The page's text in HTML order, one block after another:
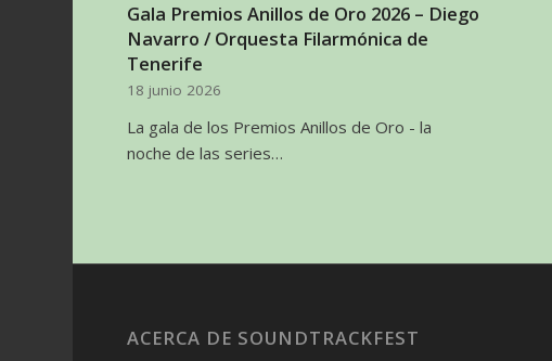
Gala Premios Anillos de Oro 2026 – Diego
Navarro / Orquesta Filarmónica de
Tenerife
18 junio 2026
La gala de los Premios Anillos de Oro - la
noche de las series…
ACERCA DE SOUNDTRACKFEST